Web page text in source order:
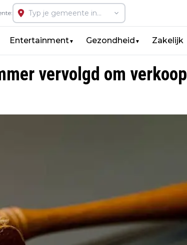
Entertainment▼ Gezondheid ▼ Zakelijk
vervolgd om verkoop